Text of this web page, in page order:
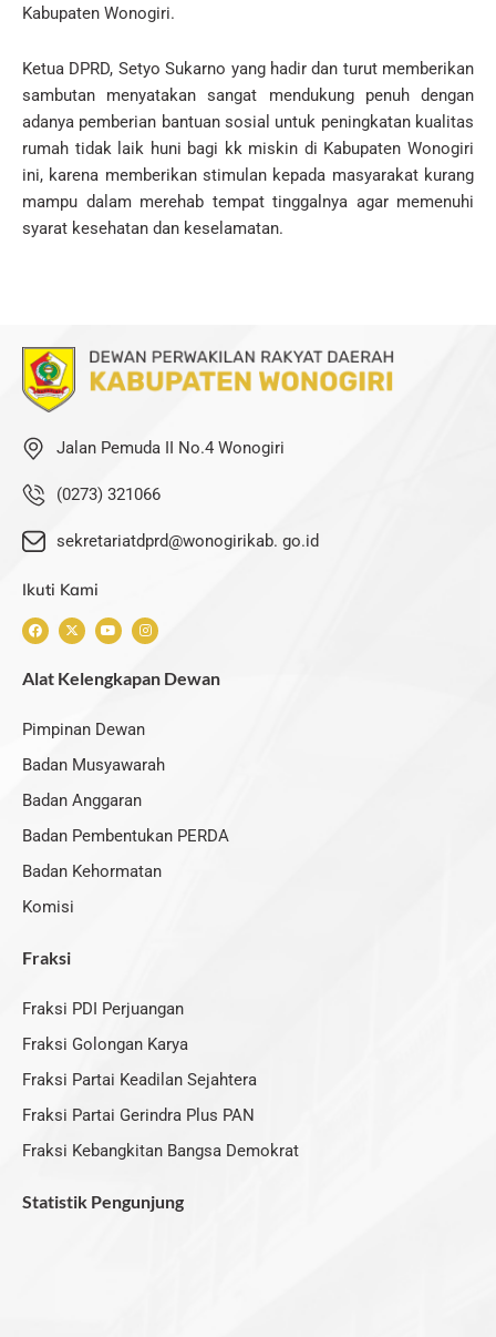
Kabupaten Wonogiri.
Ketua DPRD, Setyo Sukarno yang hadir dan turut memberikan
sambutan menyatakan sangat mendukung penuh dengan
adanya pemberian bantuan sosial untuk peningkatan kualitas
rumah tidak laik huni bagi kk miskin di Kabupaten Wonogiri
ini, karena memberikan stimulan kepada masyarakat kurang
mampu dalam merehab tempat tinggalnya agar memenuhi
syarat kesehatan dan keselamatan.
Jalan Pemuda II No.4 Wonogiri
(0273) 321066
sekretariatdprd@wonogirikab. go.id
Ikuti Kami
F
a
e
b
k
X
-
w
i
e
r
Y
o
u
I
n
a
a
m
Alat Kelengkapan Dewan
Pimpinan Dewan
Badan Musyawarah
Badan Anggaran
Badan Pembentukan PERDA
Badan Kehormatan
Komisi
Fraksi
Fraksi PDI Perjuangan
Fraksi Golongan Karya
Fraksi Partai Keadilan Sejahtera
Fraksi Partai Gerindra Plus PAN
Fraksi Kebangkitan Bangsa Demokrat
Statistik Pengunjung